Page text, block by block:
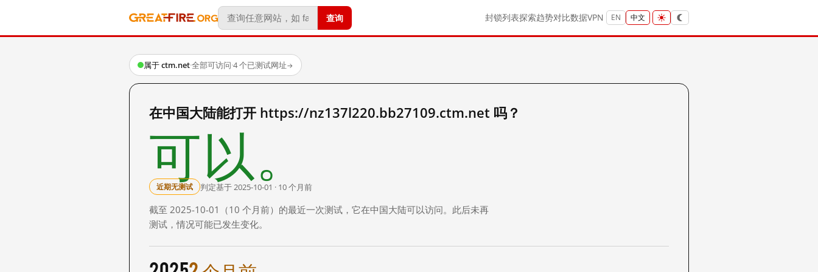
查询 封锁列表探索趋势对比数据VPN EN 中文
属于 ctm.net·全部可访问·4 个已测试网址→
在中国大陆能打开 https://nz137l220.bb27109.ctm.net 吗？
可以。
近期无测试 判定基于 2025-10-01 · 10 个月前
截至 2025-10-01（10 个月前）的最近一次测试，它在中国大陆可以访问。此后未再
测试，情况可能已发生变化。